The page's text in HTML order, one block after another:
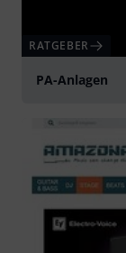
RATGEBER
PA-Anlagen